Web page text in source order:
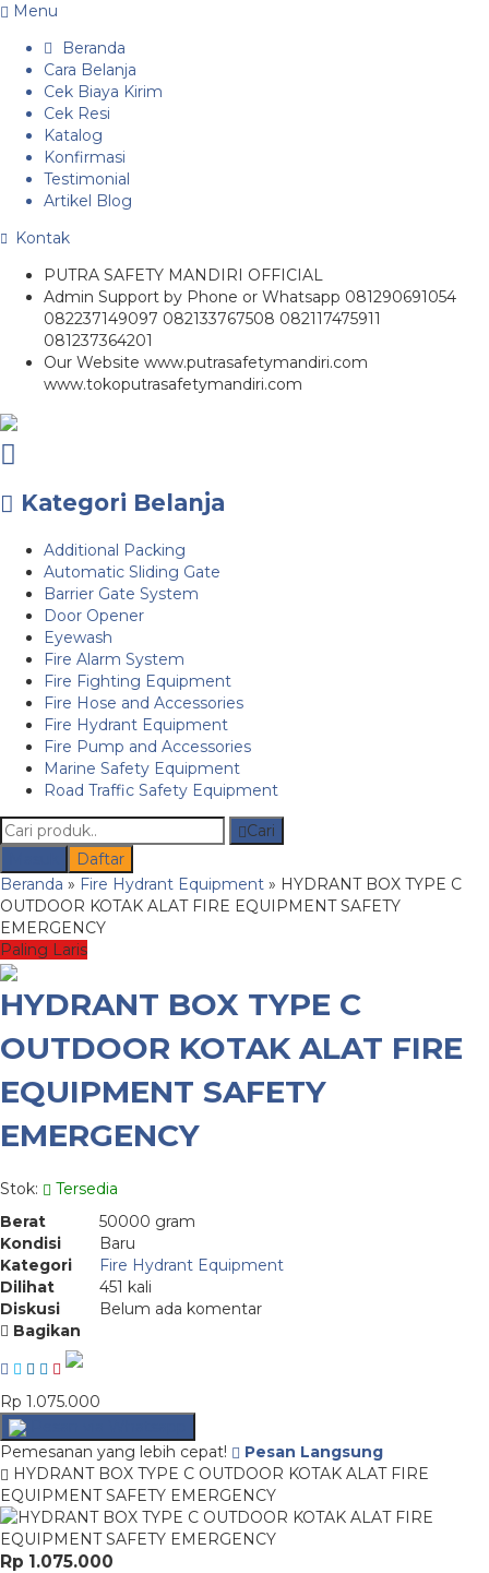
Menu
Beranda
Cara Belanja
Cek Biaya Kirim
Cek Resi
Katalog
Konfirmasi
Testimonial
Artikel Blog
Kontak
PUTRA SAFETY MANDIRI OFFICIAL
Admin Support by Phone or Whatsapp 081290691054
082237149097 082133767508 082117475911
081237364201
Our Website www.putrasafetymandiri.com
www.tokoputrasafetymandiri.com
Kategori Belanja
Additional Packing
Automatic Sliding Gate
Barrier Gate System
Door Opener
Eyewash
Fire Alarm System
Fire Fighting Equipment
Fire Hose and Accessories
Fire Hydrant Equipment
Fire Pump and Accessories
Marine Safety Equipment
Road Traffic Safety Equipment
Cari
Daftar
Beranda » Fire Hydrant Equipment » HYDRANT BOX TYPE C
OUTDOOR KOTAK ALAT FIRE EQUIPMENT SAFETY
EMERGENCY
Paling Laris
HYDRANT BOX TYPE C
OUTDOOR KOTAK ALAT FIRE
EQUIPMENT SAFETY
EMERGENCY
Stok:
Tersedia
Berat
50000 gram
Kondisi
Baru
Kategori
Fire Hydrant Equipment
Dilihat
451 kali
Diskusi
Belum ada komentar
Bagikan
Rp 1.075.000
Pemesanan yang lebih cepat!
Pesan Langsung
HYDRANT BOX TYPE C OUTDOOR KOTAK ALAT FIRE
EQUIPMENT SAFETY EMERGENCY
Rp 1.075.000